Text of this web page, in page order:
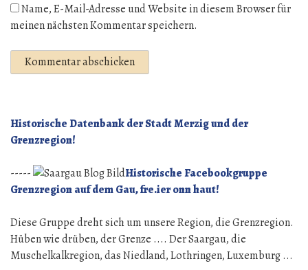
Name, E-Mail-Adresse und Website in diesem Browser für
meinen nächsten Kommentar speichern.
Historische Datenbank der Stadt Merzig und der
Grenzregion!
-----
Historische Facebookgruppe
Grenzregion auf dem Gau, fre.ier onn haut!
Diese Gruppe dreht sich um unsere Region, die Grenzregion.
Hüben wie drüben, der Grenze .... Der Saargau, die
Muschelkalkregion, das Niedland, Lothringen, Luxemburg ...